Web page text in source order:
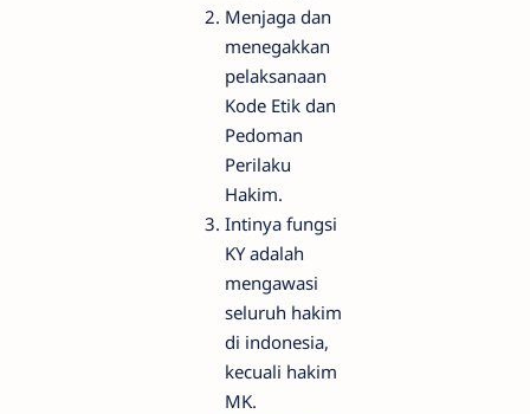
Menjaga dan
menegakkan
pelaksanaan
Kode Etik dan
Pedoman
Perilaku
Hakim.
Intinya fungsi
KY adalah
mengawasi
seluruh hakim
di indonesia,
kecuali hakim
MK.